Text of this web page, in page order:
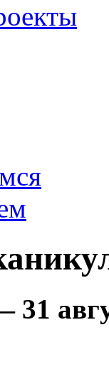
31